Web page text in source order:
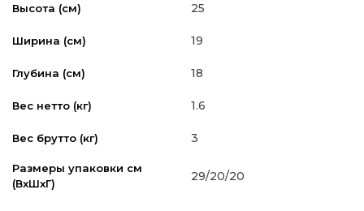
Высота (см) 25
Ширина (см) 19
Глубина (см) 18
Вес нетто (кг) 1.6
Вес брутто (кг) 3
Размеры упаковки см
(ВxШxГ)
29/20/20